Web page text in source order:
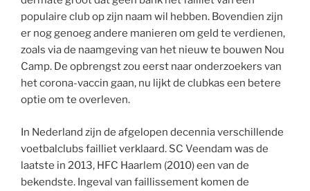
populaire club op zijn naam wil hebben. Bovendien zijn
er nog genoeg andere manieren om geld te verdienen,
zoals via de naamgeving van het nieuw te bouwen Nou
Camp. De opbrengst zou eerst naar onderzoekers van
het corona-vaccin gaan, nu lijkt de clubkas een betere
optie om te overleven.
In Nederland zijn de afgelopen decennia verschillende
voetbalclubs failliet verklaard. SC Veendam was de
laatste in 2013, HFC Haarlem (2010) een van de
bekendste. Ingeval van faillissement komen de